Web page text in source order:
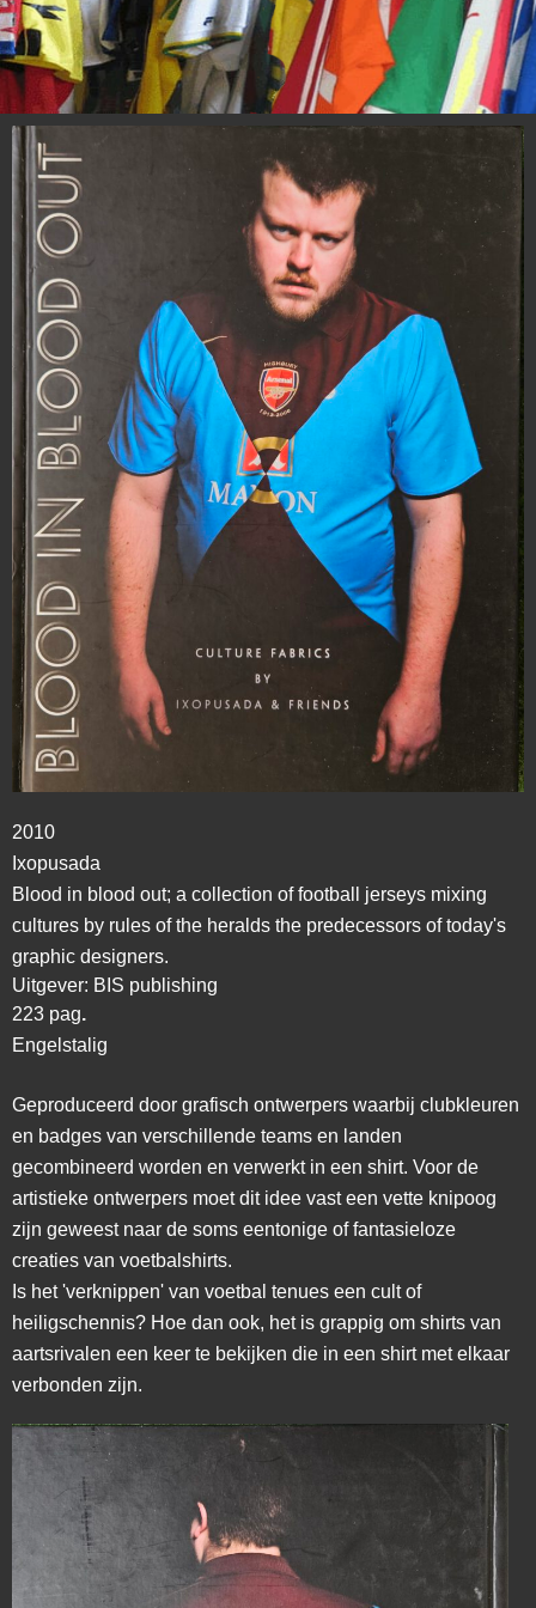
2010
Ixopusada
Blood in blood out; a collection of football jerseys mixing
cultures by rules of the heralds the predecessors of today's
graphic designers.
Uitgever: BIS publishing
223 pag.
Engelstalig
Geproduceerd door grafisch ontwerpers waarbij clubkleuren
en badges van verschillende teams en landen
gecombineerd worden en verwerkt in een shirt. Voor de
artistieke ontwerpers moet dit idee vast een vette knipoog
zijn geweest naar de soms eentonige of fantasieloze
creaties van voetbalshirts.
Is het 'verknippen' van voetbal tenues een cult of
heiligschennis? Hoe dan ook, het is grappig om shirts van
aartsrivalen een keer te bekijken die in een shirt met elkaar
verbonden zijn.